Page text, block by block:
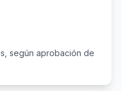
según aprobación de